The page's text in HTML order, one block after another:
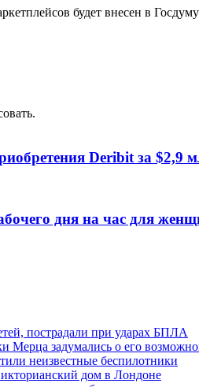
будет внесен в
Deribit за $2,9
дня на час для
пострадали при ударах БПЛА
Мерца задумались о его
неизвестные беспилотники
дом в Лондоне